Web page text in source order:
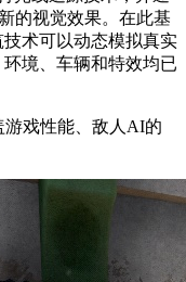
的视觉效果。在此基
术可以动态模拟真实
境、车辆和特效均已
游戏性能、敌人AI的